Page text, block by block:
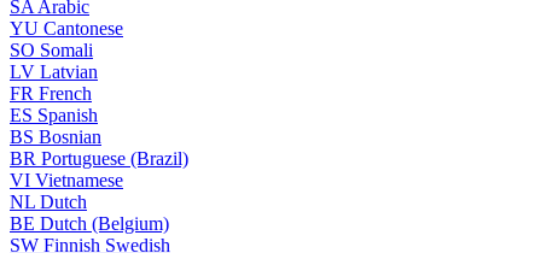
SA Arabic
YU Cantonese
SO Somali
LV Latvian
FR French
ES Spanish
BS Bosnian
BR Portuguese (Brazil)
VI Vietnamese
NL Dutch
BE Dutch (Belgium)
SW Finnish Swedish